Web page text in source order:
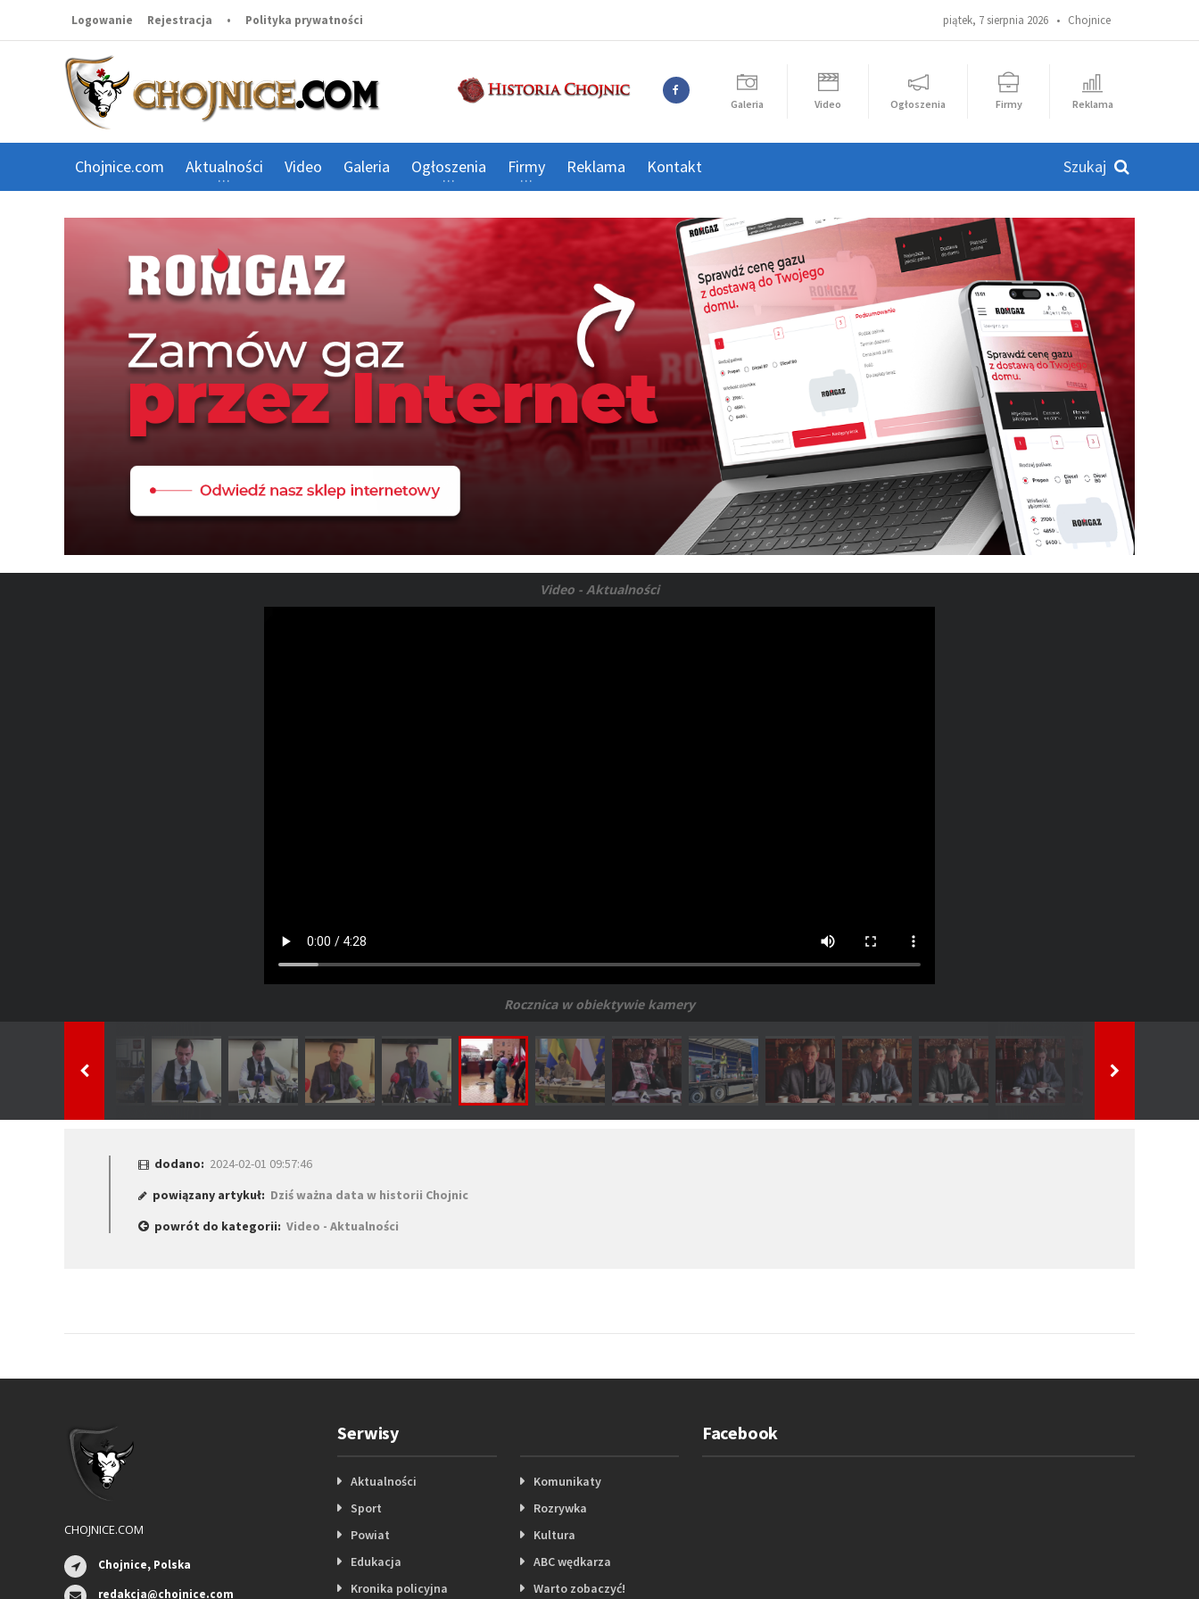
piątek, 7 sierpnia 2026 • Chojnice
Logowanie Rejestracja • Polityka prywatności
Galeria Video Ogłoszenia Firmy Reklama
Chojnice.com Aktualności Video Galeria Ogłoszenia Firmy Reklama Kontakt
Video - Aktualności
Rocznica w obiektywie kamery
dodano: 2024-02-01 09:57:46
powiązany artykuł: Dziś ważna data w historii Chojnic
powrót do kategorii: Video - Aktualności
CHOJNICE.COM
Chojnice, Polska
redakcja@chojnice.com
Serwisy
Aktualności
Sport
Powiat
Edukacja
Kronika policyjna
Komunikaty
Rozrywka
Kultura
ABC wędkarza
Warto zobaczyć!
Facebook